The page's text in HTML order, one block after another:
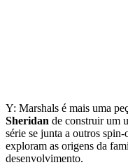
Y: Marshals é mais uma
Sheridan de construir um
série se junta a outros
exploram as origens da
desenvolvimento.